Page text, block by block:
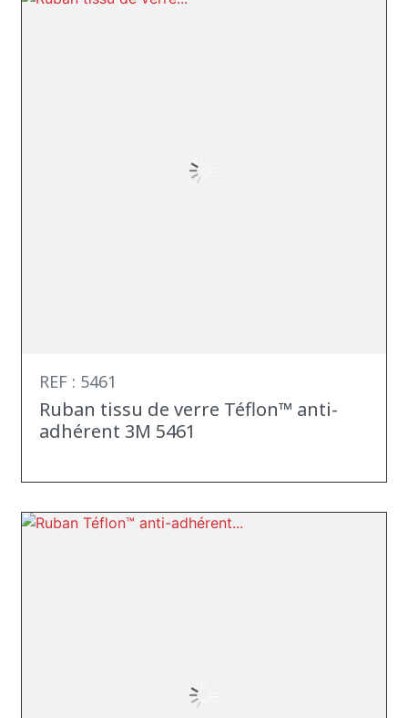
REF : 5461
Ruban tissu de verre Téflon™ anti-
adhérent 3M 5461